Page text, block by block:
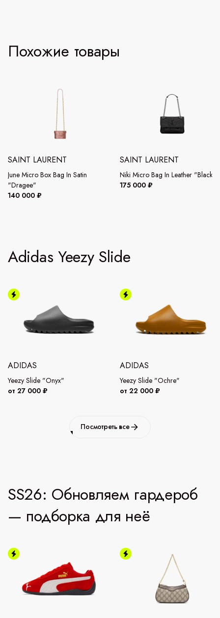
Похожие товары
SAINT LAURENT
June Micro Box Bag In Satin
"Dragee"
140 000 ₽
SAINT LAURENT
Niki Micro Bag In Leather "Black"
175 000 ₽
Adidas Yeezy Slide
ADIDAS
Yeezy Slide "Onyx"
от 27 000 ₽
ADIDAS
Yeezy Slide "Ochre"
от 22 000 ₽
Посмотреть все
SS26: Обновляем гардероб
— подборка для неё